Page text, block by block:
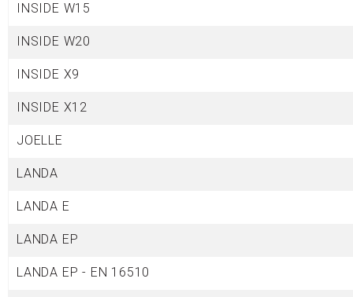
INSIDE W15
INSIDE W20
INSIDE X9
INSIDE X12
JOELLE
LANDA
LANDA E
LANDA EP
LANDA EP - EN 16510